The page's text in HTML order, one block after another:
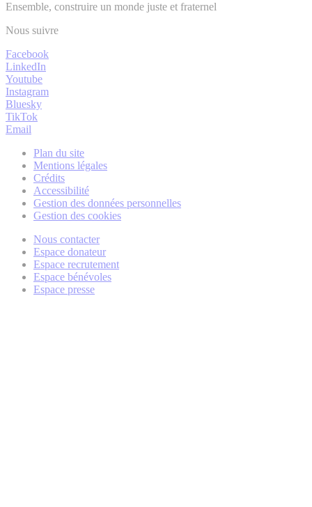
Ensemble, construire un monde juste et fraternel
Nous suivre
Facebook
LinkedIn
Youtube
Instagram
Bluesky
TikTok
Email
Plan du site
Mentions légales
Crédits
Accessibilité
Gestion des données personnelles
Gestion des cookies
Nous contacter
Espace donateur
Espace recrutement
Espace bénévoles
Espace presse